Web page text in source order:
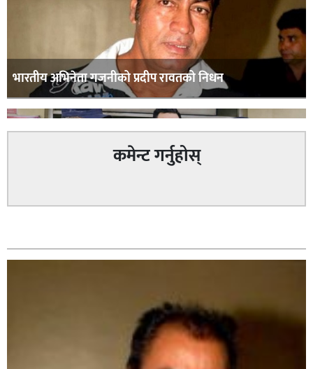
भारतीय अभिनेता गजनीको प्रदीप रावतको निधन
कमेन्ट गर्नुहोस्